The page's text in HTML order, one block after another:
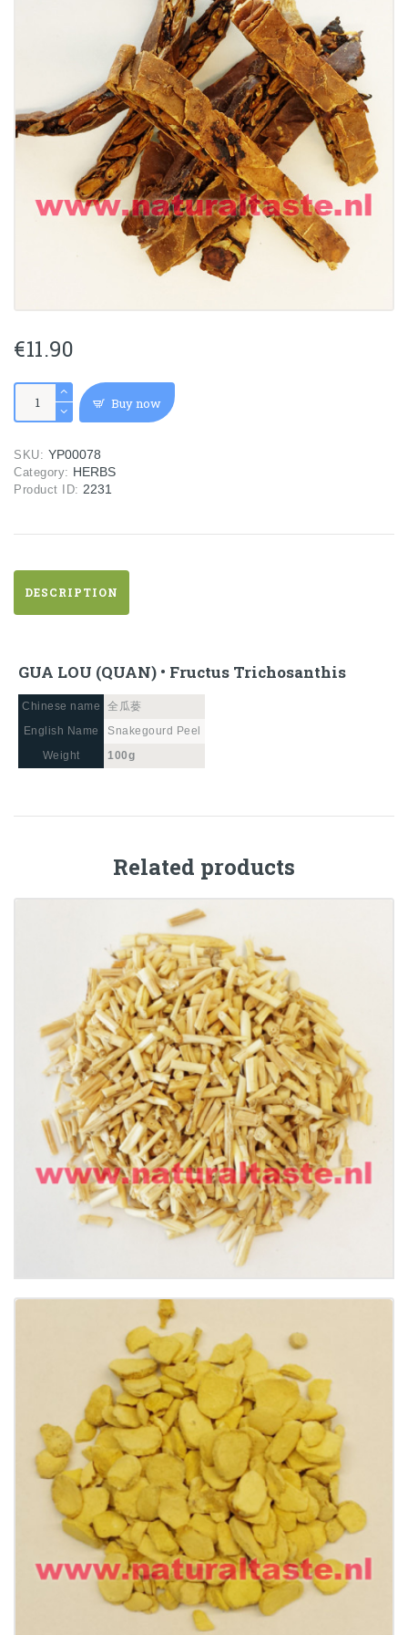
€11.90
LOU
(QUAN)
Fructus
Trichosanthis
quantity
Buy now
SKU: YP00078
Category: HERBS
Product ID: 2231
DESCRIPTION
GUA LOU (QUAN) • Fructus Trichosanthis
Chinese name
全瓜蒌
English Name
Snakegourd Peel
Weight
100g
Related products
BAI MAO GEN • Rhizoma Imperatae
€9.50
BAN XIA (FA) • Rhizoma Pinellase Preparata
€15.99